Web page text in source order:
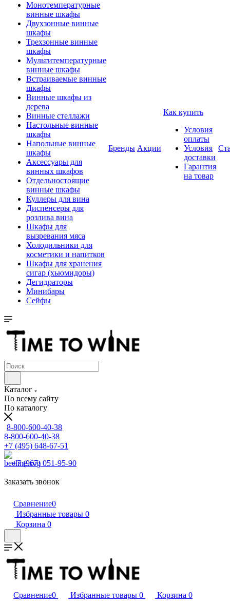
Монотемпературные
винные шкафы
Двухзонные винные
шкафы
Трехзонные винные
шкафы
Мультитемпературные
винные шкафы
Встраиваемые винные
шкафы
Винные шкафы из
дерева
Винные стеллажи
Настольные винные
шкафы
Напольные винные
шкафы
Аксессуары для
винных шкафов
Отдельностоящие
винные шкафы
Куллеры для вина
Диспенсеры для
розлива вина
Шкафы для
вызревания мяса
Холодильники для
косметики и напитков
Шкафы для хранения
сигар (хьюмидоры)
Дегидраторы
Минибары
Сейфы
Бренды Акции
Как купить
Условия
оплаты
Условия
доставки
Гарантия
на товар
Каталог
По всему сайту
По каталогу
8-800-600-40-38
8-800-600-40-38
+7 (495) 648-67-51
+7 (967) 051-95-90
Заказать звонок
Сравнение0
Избранные товары 0
Корзина 0
Сравнение0 Избранные товары 0 Корзина 0